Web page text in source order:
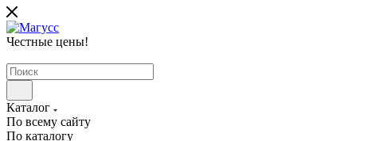
Честные цены!
Каталог
По всему сайту
По каталогу